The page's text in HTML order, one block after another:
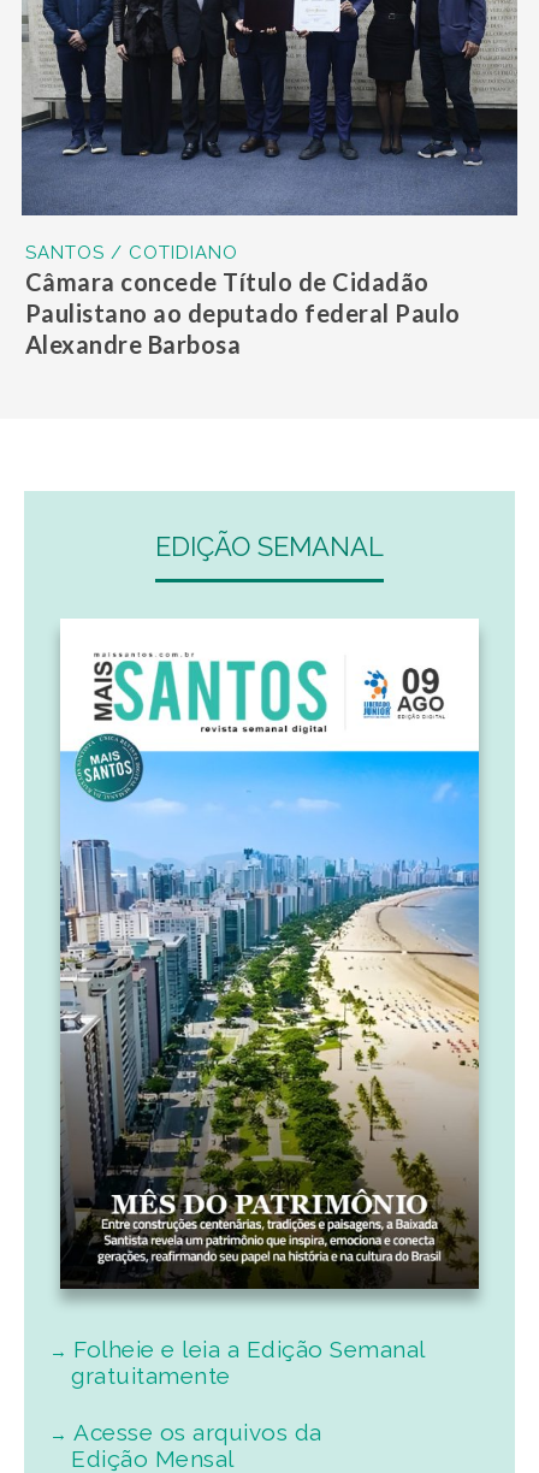
SANTOS / COTIDIANO
Câmara concede Título de Cidadão
Paulistano ao deputado federal Paulo
Alexandre Barbosa
EDIÇÃO SEMANAL
Folheie e leia a Edição Semanal
gratuitamente
Acesse os arquivos da
Edição Mensal